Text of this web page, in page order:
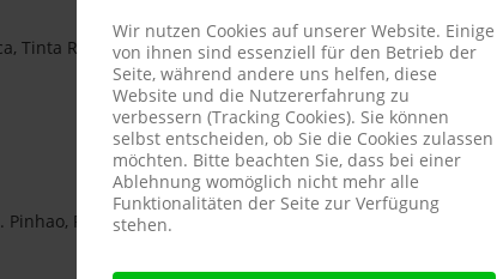
Tinta Roriz, Tinto Cao, Tinta Barroca
Pinhao, Portugal
Wir nutzen Cookies auf unserer Website. Einige
von ihnen sind essenziell für den Betrieb der
Seite, während andere uns helfen, diese
Website und die Nutzererfahrung zu
verbessern (Tracking Cookies). Sie können
selbst entscheiden, ob Sie die Cookies zulassen
möchten. Bitte beachten Sie, dass bei einer
Ablehnung womöglich nicht mehr alle
Funktionalitäten der Seite zur Verfügung
stehen.